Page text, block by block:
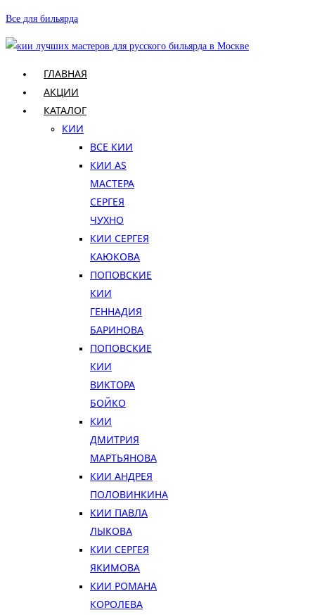
Перейти
к
содержимому
Все для бильярда
ГЛАВНАЯ
АКЦИИ
КАТАЛОГ
КИИ
ВСЕ КИИ
КИИ AS
МАСТЕРА
СЕРГЕЯ
ЧУХНО
КИИ СЕРГЕЯ
КАЮКОВА
ПОПОВСКИЕ
КИИ
ГЕННАДИЯ
БАРИНОВА
ПОПОВСКИЕ
КИИ
ВИКТОРА
БОЙКО
КИИ
ДМИТРИЯ
МАРТЬЯНОВА
КИИ АНДРЕЯ
ПОЛОВИНКИНА
КИИ ПАВЛА
ЛЫКОВА
КИИ СЕРГЕЯ
ЯКИМОВА
КИИ РОМАНА
КОРОЛЕВА